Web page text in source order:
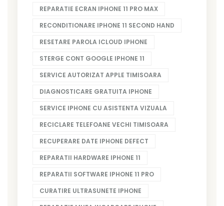
REPARATIE ECRAN IPHONE 11 PRO MAX
RECONDITIONARE IPHONE 11 SECOND HAND
RESETARE PAROLA ICLOUD IPHONE
STERGE CONT GOOGLE IPHONE 11
SERVICE AUTORIZAT APPLE TIMISOARA
DIAGNOSTICARE GRATUITA IPHONE
SERVICE IPHONE CU ASISTENTA VIZUALA
RECICLARE TELEFOANE VECHI TIMISOARA
RECUPERARE DATE IPHONE DEFECT
REPARATII HARDWARE IPHONE 11
REPARATII SOFTWARE IPHONE 11 PRO
CURATIRE ULTRASUNETE IPHONE